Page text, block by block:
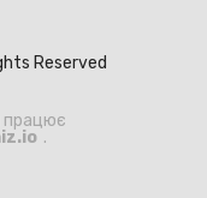
Reserved
працює
.